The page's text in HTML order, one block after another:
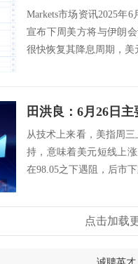
Markets市场资讯2025年
宣布下周美方将与伊朗
很快恢复其降息周期，美
田洪良：6月26日
从技术上来看，美指周
持，意味着美元短线上
在98.05之下遇阻，后市
点击加载